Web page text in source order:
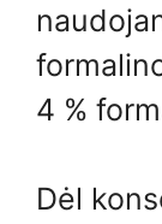
4 %
Dėl